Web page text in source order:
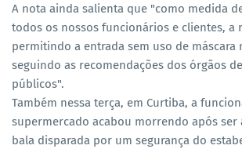
A nota ainda salienta que "como medida
todos os nossos funcionários e clientes, a
permitindo a entrada sem uso de máscara
seguindo as recomendações dos órgãos
públicos".
Também nessa terça, em Curtiba, a
supermercado acabou morrendo após ser
bala disparada por um segurança do